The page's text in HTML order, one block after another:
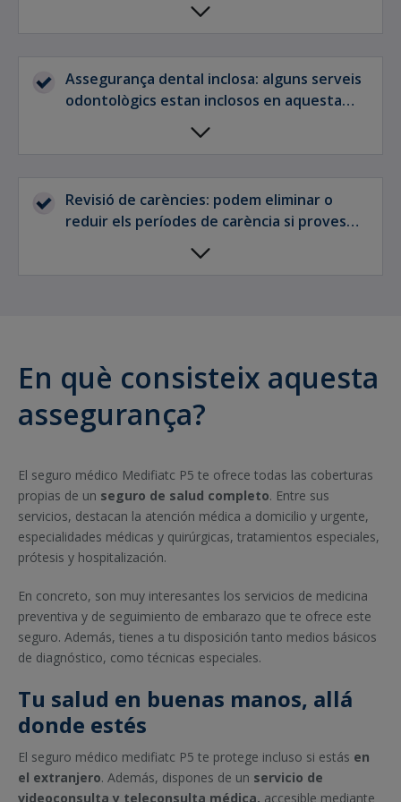
Assegurança dental inclosa: alguns serveis
odontològics estan inclosos en aquesta
Revisió de carències: podem eliminar o
reduir els períodes de carència si proves
d'una altra companyia d'assegurances.
En què consisteix aquesta
assegurança?
El seguro médico Medifiatc P5 te ofrece todas las coberturas
propias de un seguro de salud completo. Entre sus
servicios, destacan la atención médica a domicilio y urgente,
especialidades médicas y quirúrgicas, tratamientos especiales,
prótesis y hospitalización.
En concreto, son muy interesantes los servicios de medicina
preventiva y de seguimiento de embarazo que te ofrece este
seguro. Además, tienes a tu disposición tanto medios básicos
de diagnóstico, como técnicas especiales.
Tu salud en buenas manos, allá
donde estés
El seguro médico medifiatc P5 te protege incluso si estás en
el extranjero. Además, dispones de un servicio de
videoconsulta y teleconsulta médica, accesible mediante